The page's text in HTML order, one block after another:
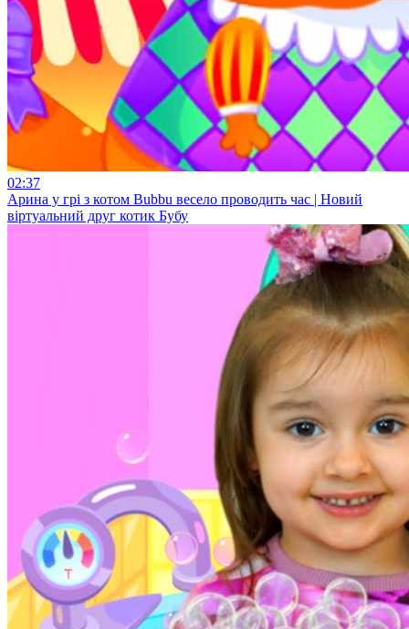
02:37
Арина у грі з котом Bubbu весело проводить час | Новий
віртуальний друг котик Бубу